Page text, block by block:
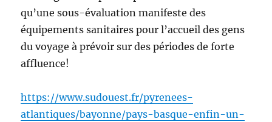
qu’une sous-évaluation manifeste des
équipements sanitaires pour l’accueil des gens
du voyage à prévoir sur des périodes de forte
affluence!
https://www.sudouest.fr/pyrenees-
atlantiques/bayonne/pays-basque-enfin-un-